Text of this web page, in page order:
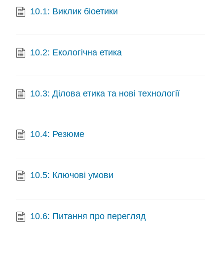
10.1: Виклик біоетики
10.2: Екологічна етика
10.3: Ділова етика та нові технології
10.4: Резюме
10.5: Ключові умови
10.6: Питання про перегляд